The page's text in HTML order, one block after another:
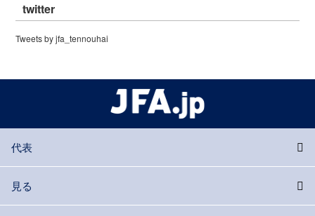
twitter
Tweets by jfa_tennouhai
代表
見る